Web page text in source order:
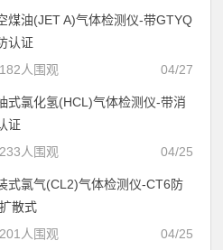
煤油(JET A)气体检测仪-带GTYQ
认证
04/27
人围观
式氯化氢(HCL)气体检测仪-带消
证
04/25
人围观
式氯气(CL2)气体检测仪-CT6防
散式
04/25
人围观